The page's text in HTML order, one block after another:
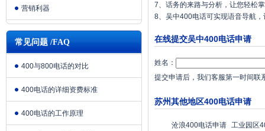
营销利器
常见问题 /FAQ
400与800电话的对比
400电话的详细资费标准
400电话的工作原理
7、话务的来路与分析，让您轻松
8、吴中400电话可实现语音导航
在线提交吴中400电话申请
姓名：
提交申请后，我们客服第一时间联
苏州其他地区400电话申请
沧浪400电话申请 工业园区